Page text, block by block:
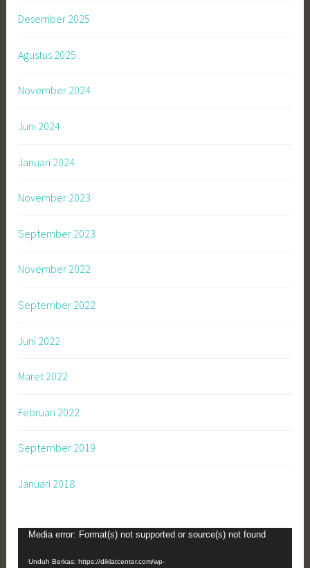
Desember 2025
Agustus 2025
November 2024
Juni 2024
Januari 2024
November 2023
September 2023
November 2022
September 2022
Juni 2022
Maret 2022
Februari 2022
September 2019
Januari 2018
Pemutar
Media error: Format(s) not supported or source(s) not found
Unduh Berkas: https://diklatcenter.com/wp-